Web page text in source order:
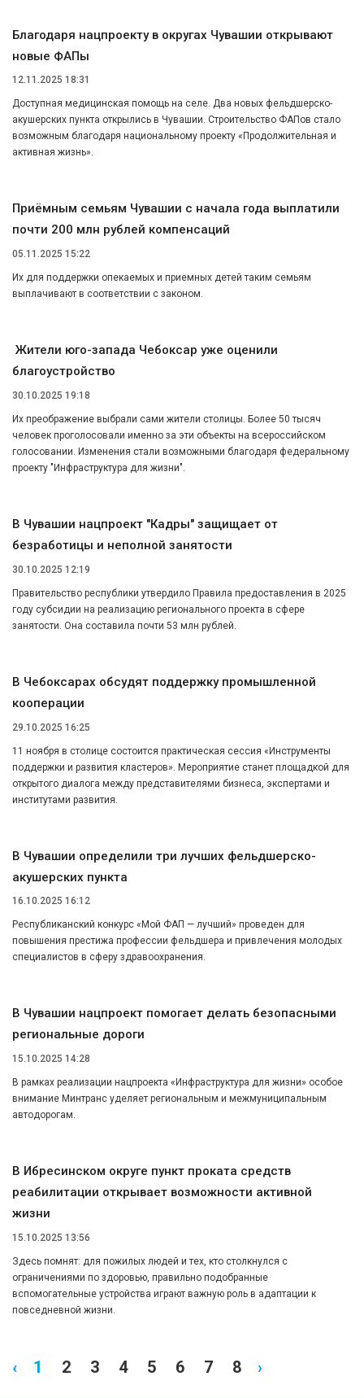
Благодаря нацпроекту в округах Чувашии открывают
новые ФАПы
12.11.2025 18:31
Доступная медицинская помощь на селе. Два новых фельдшерско-
акушерских пункта открылись в Чувашии. Строительство ФАПов стало
возможным благодаря национальному проекту «Продолжительная и
активная жизнь».
Приёмным семьям Чувашии с начала года выплатили
почти 200 млн рублей компенсаций
05.11.2025 15:22
Их для поддержки опекаемых и приемных детей таким семьям
выплачивают в соответствии с законом.
Жители юго-запада Чебоксар уже оценили
благоустройство
30.10.2025 19:18
Их преображение выбрали сами жители столицы. Более 50 тысяч
человек проголосовали именно за эти объекты на всероссийском
голосовании. Изменения стали возможными благодаря федеральному
проекту "Инфраструктура для жизни".
В Чувашии нацпроект "Кадры" защищает от
безработицы и неполной занятости
30.10.2025 12:19
Правительство республики утвердило Правила предоставления в 2025
году субсидии на реализацию регионального проекта в сфере
занятости. Она составила почти 53 млн рублей.
В Чебоксарах обсудят поддержку промышленной
кооперации
29.10.2025 16:25
11 ноября в столице состоится практическая сессия «Инструменты
поддержки и развития кластеров». Мероприятие станет площадкой для
открытого диалога между представителями бизнеса, экспертами и
институтами развития.
В Чувашии определили три лучших фельдшерско-
акушерских пункта
16.10.2025 16:12
Республиканский конкурс «Мой ФАП — лучший» проведен для
повышения престижа профессии фельдшера и привлечения молодых
специалистов в сферу здравоохранения.
В Чувашии нацпроект помогает делать безопасными
региональные дороги
15.10.2025 14:28
В рамках реализации нацпроекта «Инфраструктура для жизни» особое
внимание Минтранс уделяет региональным и межмуниципальным
автодорогам.
В Ибресинском округе пункт проката средств
реабилитации открывает возможности активной
жизни
15.10.2025 13:56
Здесь помнят: для пожилых людей и тех, кто столкнулся с
ограничениями по здоровью, правильно подобранные
вспомогательные устройства играют важную роль в адаптации к
повседневной жизни.
‹ 1 2 3 4 5 6 7 8 ›